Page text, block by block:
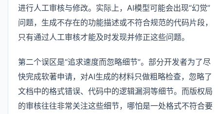
进行人工审核与修改。实际上，AI模型可能会出现“幻觉”
问题，生成不存在的功能描述或不符合规范的代码片段，
只有通过人工审核才能及时发现并修正这些问题。
第二个误区是“追求速度而忽略细节”。部分开发者为了尽
快完成软著申请，对AI生成的材料只做粗略检查，忽略了
文档中的格式错误、代码中的逻辑漏洞等细节。而版权局
的审核往往非常关注这些细节，哪怕是一处格式不符合要